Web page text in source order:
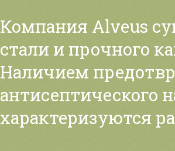
Компания Alveus
стали и прочного
Наличием
антисептического
характеризуются